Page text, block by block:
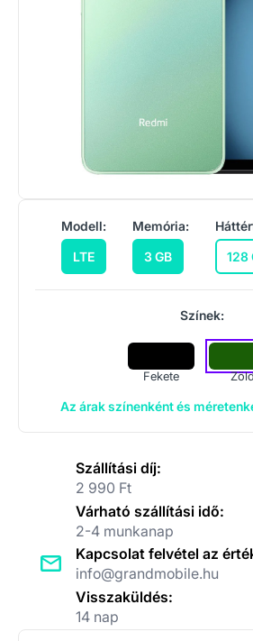
Modell:
LTE
Memória:
3 GB
128
Színek:
Fekete
Az árak színenként és
Szállítási díj:
2 990 Ft
Várható szállítási idő:
2-4 munkanap
Kapcsolat felvétel az
info@grandmobile.hu
Visszaküldés:
14 nap